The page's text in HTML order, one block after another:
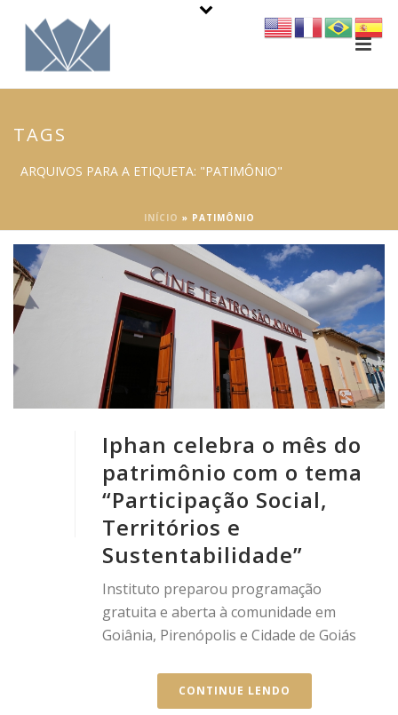
TAGS
ARQUIVOS PARA A ETIQUETA: "PATIMÔNIO"
INÍCIO » PATIMÔNIO
Iphan celebra o mês do
patrimônio com o tema
“Participação Social,
Territórios e
Sustentabilidade”
Instituto preparou programação
gratuita e aberta à comunidade em
Goiânia, Pirenópolis e Cidade de Goiás
CONTINUE LENDO